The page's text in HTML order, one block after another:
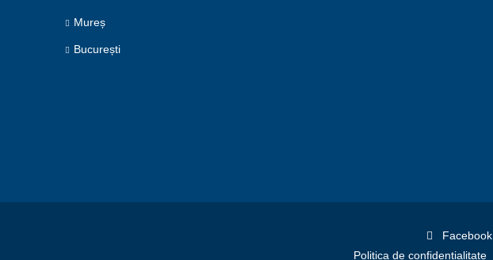
Mureș
București
Facebook
Politica de confidențialitate